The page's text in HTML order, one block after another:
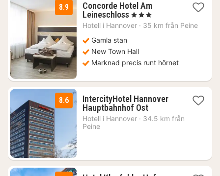
8.9
Concorde Hotel Am
Leineschloss3
nätter
kr.
, 3 Stjärnor
Hotell i Hannover · 35 km från Peine
Gamla stan
New Town Hall
Marknad precis runt hörnet
8.6
IntercityHotel Hannover
Hauptbahnhof Ost3
nätter
Hotell i Hannover · 34.5 km från
Peine